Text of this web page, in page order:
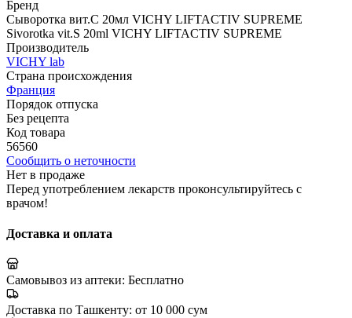
Бренд
Сыворотка вит.С 20мл VICHY LIFTACTIV SUPREME
Sivorotka vit.S 20ml VICHY LIFTACTIV SUPREME
Производитель
VICHY lab
Страна происхождения
Франция
Порядок отпуска
Без рецепта
Код товара
56560
Сообщить о неточности
Нет в продаже
Перед употреблением лекарств проконсультируйтесь с
врачом!
Доставка и оплата
Самовывоз из аптеки: Бесплатно
Доставка по Ташкенту: от 10 000 сум